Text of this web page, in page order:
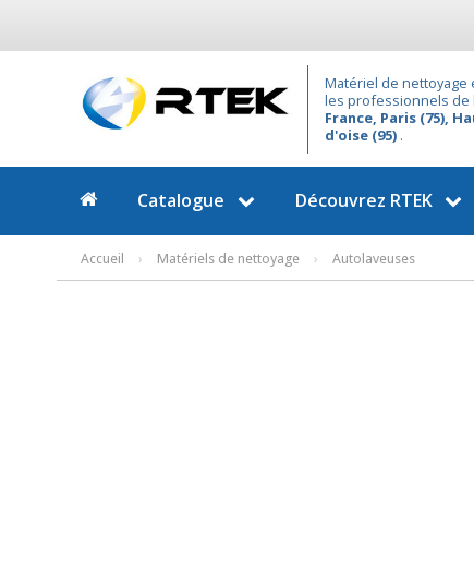
Matériel de nettoyage
les professionnels de
France, Paris (75),
d'oise (95) .
Catalogue Découvrez RTEK
Accueil › Matériels de nettoyage › Autolaveuses